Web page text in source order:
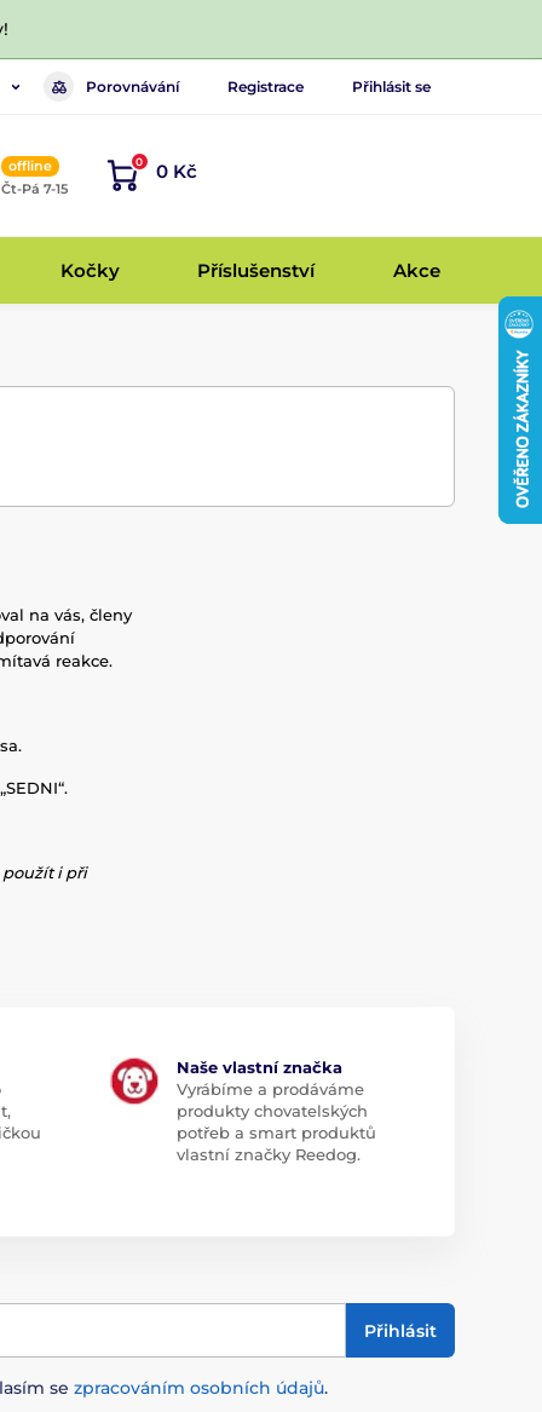
Porovnávání Registrace Přihlásit se
offline
Pá 7-15
0 0 Kč
Kočky Příslušenství Akce
na vás, členy
reakce.
použít i při
Naše vlastní značka
Vyrábíme a prodáváme
produkty chovatelských
potřeb a smart produktů
vlastní značky Reedog.
Přihlásit
se zpracováním osobních údajů.